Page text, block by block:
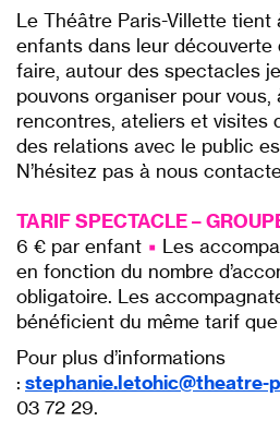
Le Théâtre Paris-Villette tient
enfants dans leur découverte
faire, autour des spectacles
pouvons organiser pour vous,
rencontres, ateliers et visites
des relations avec le public
N’hésitez pas à nous
TARIF SPECTACLE –
6 € par enfant ▪︎ Les
en fonction du nombre
obligatoire. Les
bénéficient du même tarif
Pour plus d’informations
: stephanie.letohic@theatre-
03 72 29.